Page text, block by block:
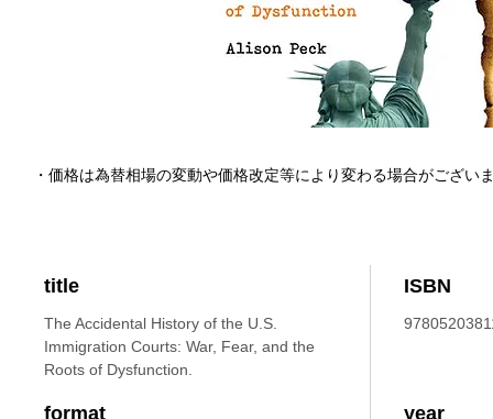
title
The Accidental History of the U.S.
Immigration Courts: War, Fear, and the
Roots of Dysfunction.
ISBN
format year
・価格は為替相場の変動や価格改定等により変わる場合がござい